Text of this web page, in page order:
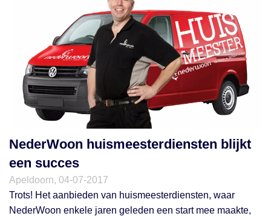
NederWoon huismeesterdiensten blijkt
een succes
Apeldoorn, 04-07-2017
Trots! Het aanbieden van huismeesterdiensten, waar
NederWoon enkele jaren geleden een start mee maakte,